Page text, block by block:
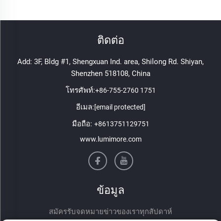
ติดต่อ
Add: 3F, Bldg #1, Shengxuan Ind. area, Shilong Rd. Shiyan,
Shenzhen 518108, China
โทรศัพท์:+86-755-2760 1751
อีเมล:[email protected]
มือถือ: +8613751129751
www.lumimore.com
ข้อมูล
สมัครรับจดหมายข่าวของเราทุกสัปดาห์